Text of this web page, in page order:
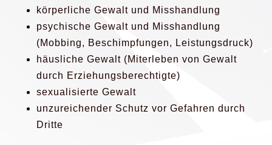
körperliche Gewalt und Misshandlung
psychische Gewalt und Misshandlung
(Mobbing, Beschimpfungen, Leistungsdruck)
häusliche Gewalt (Miterleben von Gewalt
durch Erziehungsberechtigte)
sexualisierte Gewalt
unzureichender Schutz vor Gefahren durch
Dritte